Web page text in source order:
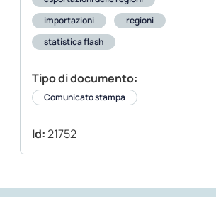
importazioni
regioni
statistica flash
Tipo di documento:
Comunicato stampa
Id:21752